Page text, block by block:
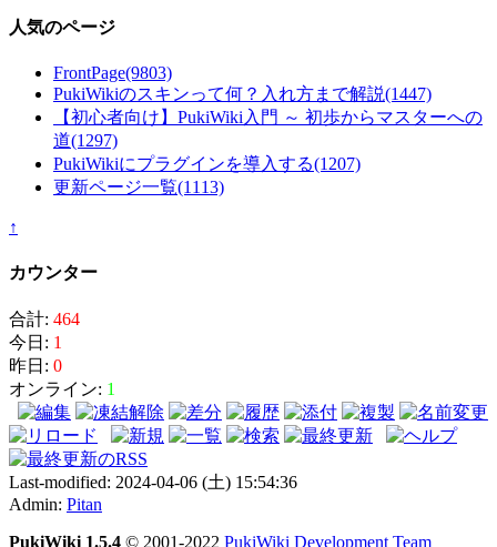
人気のページ
FrontPage(9803)
PukiWikiのスキンって何？入れ方まで解説(1447)
【初心者向け】PukiWiki入門 ～ 初歩からマスターへの
道(1297)
PukiWikiにプラグインを導入する(1207)
更新ページ一覧(1113)
↑
カウンター
合計: 464
今日: 1
昨日: 0
オンライン: 1
Last-modified: 2024-04-06 (土) 15:54:36
Admin: Pitan
PukiWiki 1.5.4 © 2001-2022 PukiWiki Development Team